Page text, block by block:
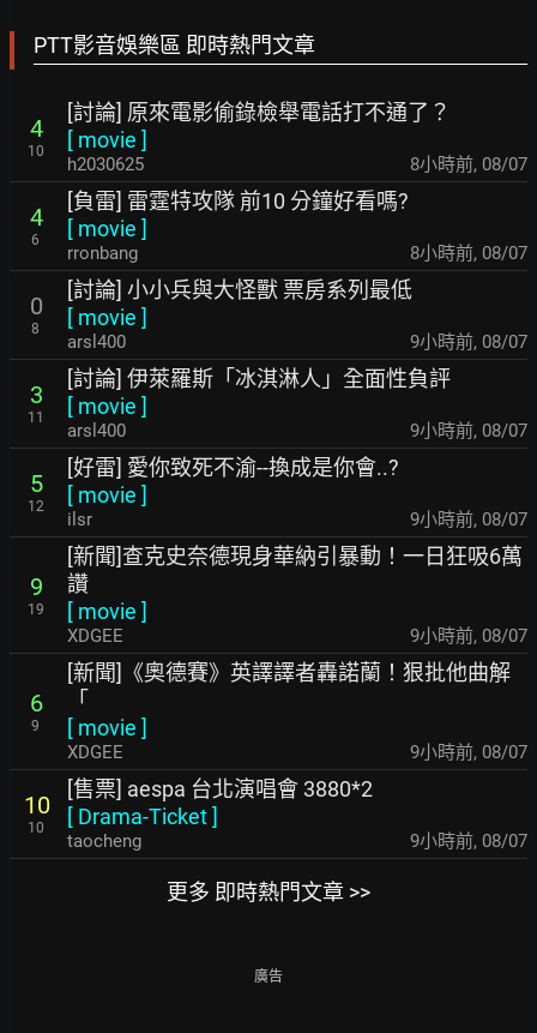
PTT影音娛樂區 即時熱門文章
4
10
[討論] 原來電影偷錄檢舉電話打不通了？
[ movie ]
h2030625 8小時前, 08/07
4
6
[負雷] 雷霆特攻隊 前10 分鐘好看嗎?
[ movie ]
rronbang 8小時前, 08/07
0
8
[討論] 小小兵與大怪獸 票房系列最低
[ movie ]
arsl400 9小時前, 08/07
3
11
[討論] 伊萊羅斯「冰淇淋人」全面性負評
[ movie ]
arsl400 9小時前, 08/07
5
12
[好雷] 愛你致死不渝--換成是你會..?
[ movie ]
ilsr 9小時前, 08/07
9
19
[新聞]查克史奈德現身華納引暴動！一日狂吸6萬
讚
[ movie ]
XDGEE 9小時前, 08/07
6
9
[新聞]《奧德賽》英譯譯者轟諾蘭！狠批他曲解
「
[ movie ]
XDGEE 9小時前, 08/07
10
10
[售票] aespa 台北演唱會 3880*2
[ Drama-Ticket]
taocheng 9小時前, 08/07
更多 即時熱門文章 >>
廣告